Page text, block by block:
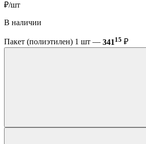
₽/шт
В наличии
Пакет (полиэтилен) 1 шт — 341 15 ₽